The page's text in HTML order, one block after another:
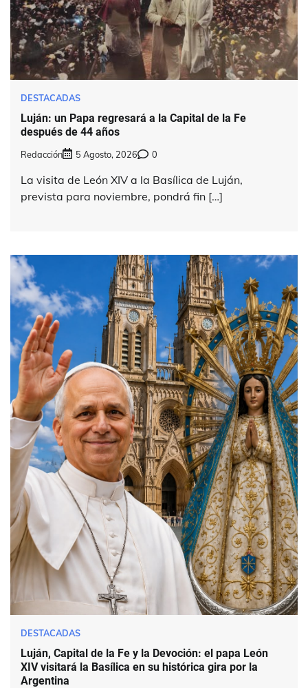
DESTACADAS
Luján: un Papa regresará a la Capital de la Fe
después de 44 años
Redacción 5 Agosto, 2026 0
La visita de León XIV a la Basílica de Luján,
prevista para noviembre, pondrá fin […]
DESTACADAS
Luján, Capital de la Fe y la Devoción: el papa León
XIV visitará la Basílica en su histórica gira por la
Argentina